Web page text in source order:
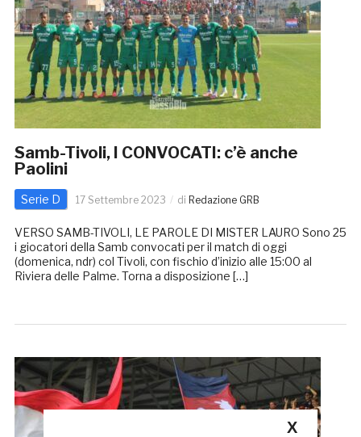
Samb-Tivoli, I CONVOCATI: c’è anche
Paolini
Serie D 17 Settembre 2023 di Redazione GRB
VERSO SAMB-TIVOLI, LE PAROLE DI MISTER LAURO Sono 25
i giocatori della Samb convocati per il match di oggi
(domenica, ndr) col Tivoli, con fischio d’inizio alle 15:00 al
Riviera delle Palme. Torna a disposizione […]
X